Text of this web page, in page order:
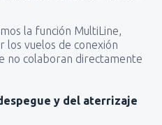
la función MultiLine,
los vuelos de conexión
no colaboran directamente
y del aterrizaje